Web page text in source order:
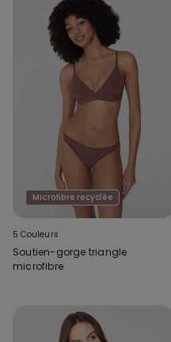
Microfibre recyclée
5 Couleurs
Soutien-gorge triangle
microfibre